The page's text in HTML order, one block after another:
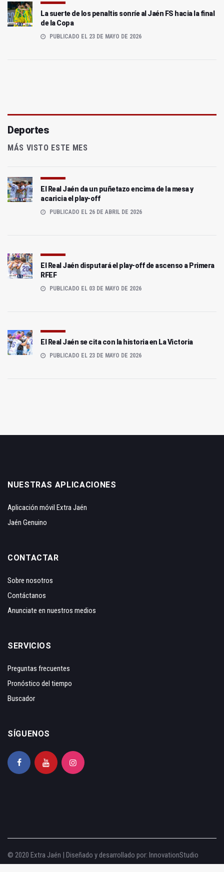
La suerte de los penaltis sonríe al Jaén FS hacia la final
de la Copa
PUBLICADO EL 23 DE MAYO DE 2026
Deportes
MÁS VISTO ESTE MES
El Real Jaén da un puñetazo encima de la mesa y
acaricia el play-off
PUBLICADO EL 26 DE ABRIL DE 2026
El Real Jaén disputará el play-off de ascenso a Primera
RFEF
PUBLICADO EL 03 DE MAYO DE 2026
El Real Jaén se cita con la historia en La Victoria
PUBLICADO EL 23 DE MAYO DE 2026
NUESTRAS APLICACIONES
Aplicación móvil Extra Jaén
Jaén Genuino
CONTACTAR
Sobre nosotros
Contáctanos
Anunciate en nuestros medios
SERVICIOS
Preguntas frecuentes
Pronóstico del tiempo
Buscador
SÍGUENOS
© 2020 Extra Jaén | Diseñado y desarrollado por: InnovationStudio